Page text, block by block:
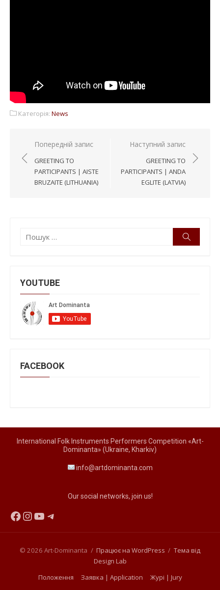
Категорія: News
Навігація
записів
Попередній запис
GREETING TO
PARTICIPANTS | AISTE
BRUZAITE (LITHUANIA)
Наступний запис
GREETING TO
PARTICIPANTS | ANDA
EGLITE (LATVIA)
Пошук:
YOUTUBE
FACEBOOK
International Folk Instruments Performers Competition «Art-
Dominanta» (Ukraine, Kharkiv)
info@artdominanta.com
Our social networks, join us!
Facebook
Instagram
YouTube
Telegram
© 2026 Art-Dominanta / Працює на WordPress / Тема від
Design Lab
Положення
Заявка | Application Журі | Jury